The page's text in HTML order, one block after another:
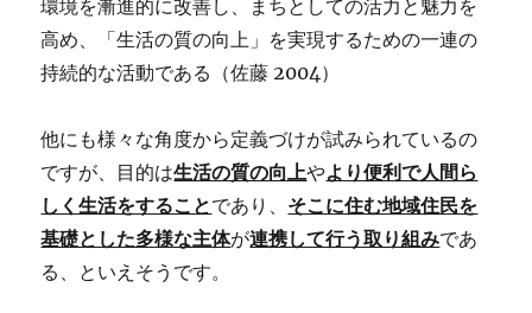
環境を漸進的に改善し、まちとしての活力と魅力を
高め、「生活の質の向上」を実現するための一連の
持続的な活動である（佐藤 2004）
他にも様々な角度から定義づけが試みられているの
ですが、目的は生活の質の向上やより便利で人間ら
しく生活をすることであり、 そこに住む地域住民を
基礎とした多様な主体が連携して行う取り組みであ
る、といえそうです。